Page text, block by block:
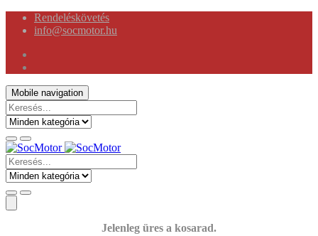
Rendeléskövetés
info@socmotor.hu
Mobile navigation
Jelenleg üres a kosarad.